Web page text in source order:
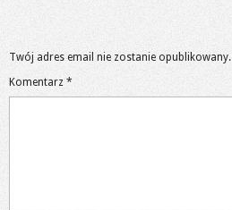
Twój adres email nie zostanie opublikowany.
Komentarz *